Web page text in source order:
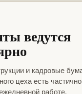
ведутся
и кадровые
цеха есть
работе.